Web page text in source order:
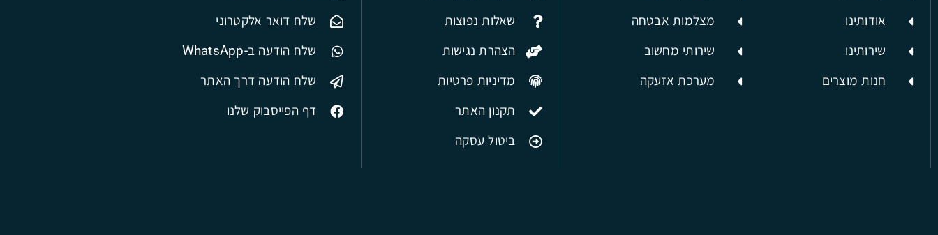
אודותינו
שירותינו
חנות מוצרים
מצלמות אבטחה
שירותי מחשוב
מערכת אזעקה
שאלות נפוצות
הצהרת נגישות
מדיניות פרטיות
תקנון האתר
ביטול עסקה
שלח דואר אלקטרוני
שלח הודעה ב-WhatsApp
שלח הודעה דרך האתר
דף הפייסבוק שלנו